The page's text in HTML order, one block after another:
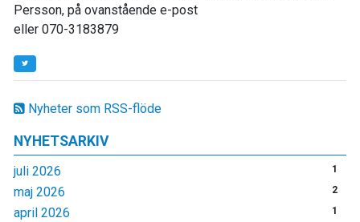
Nyheter som RSS-flöde
NYHETSARKIV
juli 2026 1
maj 2026 2
april 2026 1
Persson, på ovanstående e-post
eller 070-3183879